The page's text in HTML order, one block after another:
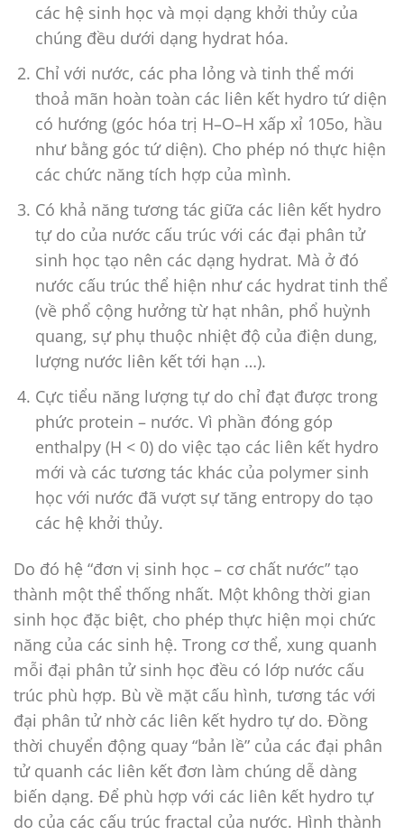
các hệ sinh học và mọi dạng khởi thủy của
chúng đều dưới dạng hydrat hóa.
Chỉ với nước, các pha lỏng và tinh thể mới
thoả mãn hoàn toàn các liên kết hydro tứ diện
có hướng (góc hóa trị H–O–H xấp xỉ 105o, hầu
như bằng góc tứ diện). Cho phép nó thực hiện
các chức năng tích hợp của mình.
Có khả năng tương tác giữa các liên kết hydro
tự do của nước cấu trúc với các đại phân tử
sinh học tạo nên các dạng hydrat. Mà ở đó
nước cấu trúc thể hiện như các hydrat tinh thể
(về phổ cộng hưởng từ hạt nhân, phổ huỳnh
quang, sự phụ thuộc nhiệt độ của điện dung,
lượng nước liên kết tới hạn …).
Cực tiểu năng lượng tự do chỉ đạt được trong
phức protein – nước. Vì phần đóng góp
enthalpy (H < 0) do việc tạo các liên kết hydro
mới và các tương tác khác của polymer sinh
học với nước đã vượt sự tăng entropy do tạo
các hệ khởi thủy.
Do đó hệ “đơn vị sinh học – cơ chất nước” tạo
thành một thể thống nhất. Một không thời gian
sinh học đặc biệt, cho phép thực hiện mọi chức
năng của các sinh hệ. Trong cơ thể, xung quanh
mỗi đại phân tử sinh học đều có lớp nước cấu
trúc phù hợp. Bù về mặt cấu hình, tương tác với
đại phân tử nhờ các liên kết hydro tự do. Đồng
thời chuyển động quay “bản lề” của các đại phân
tử quanh các liên kết đơn làm chúng dễ dàng
biến dạng. Để phù hợp với các liên kết hydro tự
do của các cấu trúc fractal của nước. Hình thành